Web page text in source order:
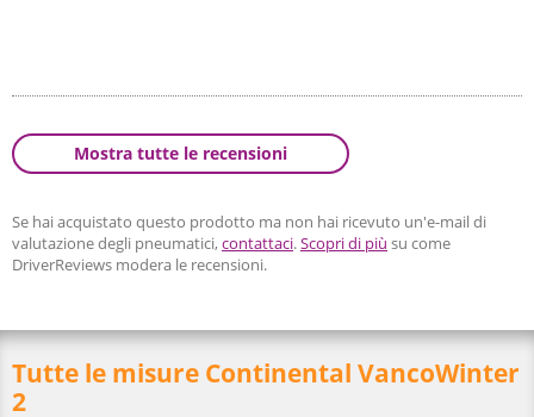
Mostra tutte le recensioni
Se hai acquistato questo prodotto ma non hai ricevuto un'e-mail di
valutazione degli pneumatici,contattaci.Scopri di più su come
DriverReviews modera le recensioni.
Tutte le misure Continental VancoWinter
2